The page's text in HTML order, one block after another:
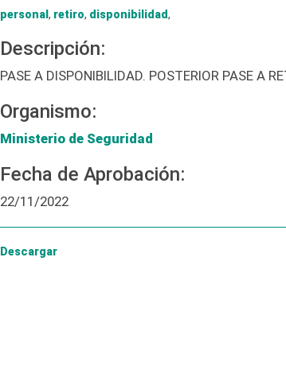
personal , retiro, disponibilidad,
Descripción:
PASE A DISPONIBILIDAD. POSTERIOR PASE A
Organismo:
Ministerio de Seguridad
Fecha de Aprobación:
22/11/2022
Descargar